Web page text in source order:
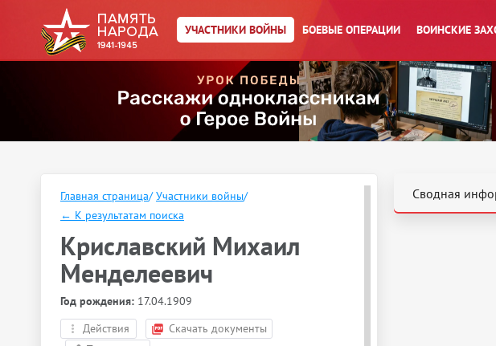
УЧАСТНИКИ ВОЙНЫ БОЕВЫЕ ОПЕРАЦИИ ВОИНСКИЕ
Главная страница/ Участники войны/
← К результатам поиска
Криславский Михаил
Менделеевич
Год рождения: 17.04.1909
Действия
Скачать документы
Сводная